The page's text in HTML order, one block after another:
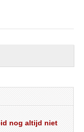
nog altijd niet